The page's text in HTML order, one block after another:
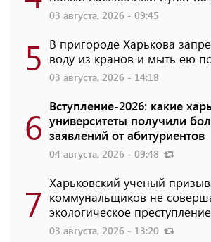
03 августа, 2026 - 09:45
5 В пригороде Харькова
воду из кранов и мыть ею
03 августа, 2026 - 14:18
6 Вступление-2026: какие
университеты получили
заявлений от абитуриентов
04 августа, 2026 - 09:48
7 Харьковский ученый
коммунальщиков не
экологическое преступление
03 августа, 2026 - 13:20